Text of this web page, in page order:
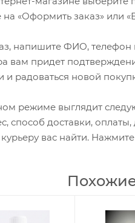
«Оформить заказ» или
напишите ФИО,
вам придет
и радоваться новой
режиме выглядит
способ доставки,
вас найти.